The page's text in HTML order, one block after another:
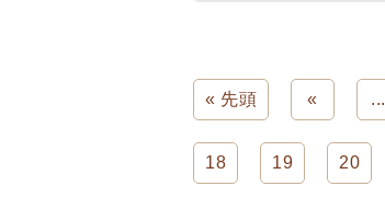
« 先頭 « ...
18 19 20